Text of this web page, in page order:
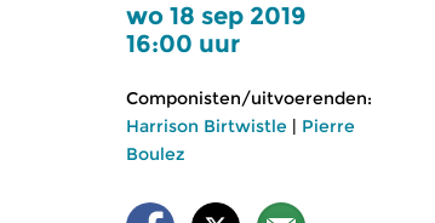
wo 18 sep 2019
16:00 uur
Componisten/uitvoerenden:
Harrison Birtwistle | Pierre
Boulez